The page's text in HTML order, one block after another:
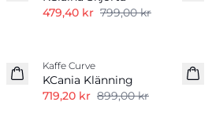
479,40 kr 799,00 kr
Kaffe Curve
KCania Klänning
719,20 kr 899,00 kr